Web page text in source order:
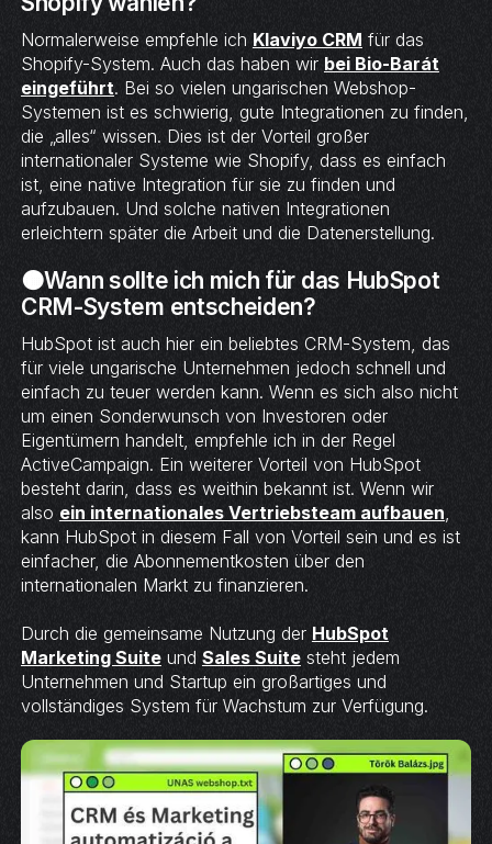
Normalerweise empfehle ich Klaviyo CRM für das
Shopify-System. Auch das haben wir bei Bio-Barát
eingeführt. Bei so vielen ungarischen Webshop-
Systemen ist es schwierig, gute Integrationen zu finden,
die „alles“ wissen. Dies ist der Vorteil großer
internationaler Systeme wie Shopify, dass es einfach
ist, eine native Integration für sie zu finden und
aufzubauen. Und solche nativen Integrationen
erleichtern später die Arbeit und die Datenerstellung.
🟠Wann sollte ich mich für das HubSpot
CRM-System entscheiden?
HubSpot ist auch hier ein beliebtes CRM-System, das
für viele ungarische Unternehmen jedoch schnell und
einfach zu teuer werden kann. Wenn es sich also nicht
um einen Sonderwunsch von Investoren oder
Eigentümern handelt, empfehle ich in der Regel
ActiveCampaign. Ein weiterer Vorteil von HubSpot
besteht darin, dass es weithin bekannt ist. Wenn wir
also ein internationales Vertriebsteam aufbauen
kann HubSpot in diesem Fall von Vorteil sein und es ist
einfacher, die Abonnementkosten über den
internationalen Markt zu finanzieren.
Durch die gemeinsame Nutzung der HubSpot
Marketing Suiteund Sales Suitesteht jedem
Unternehmen und Startup ein großartiges und
vollständiges System für Wachstum zur Verfügung.